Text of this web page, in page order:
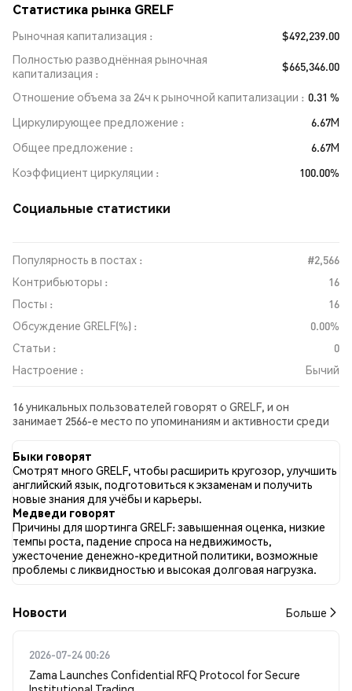
Статистика рынка GRELF
Рыночная капитализация
$492,239.00
Полностью разводнённая рыночная
капитализация
$665,346.00
Отношение объема за 24ч к рыночной капитализации
0.31 %
Циркулирующее предложение
6.67M
Общее предложение
6.67M
Коэффициент циркуляции
100.00%
Социальные статистики
Популярность в постах :
#2,566
Контрибьюторы :
16
Посты :
16
Обсуждение GRELF(%) :
0.00%
Статьи :
0
Настроение :
Бычий
16 уникальных пользователей говорят о GRELF, и он
занимает 2566-е место по упоминаниям и активности среди
отношении GRELF во всех социальных сетях было Бычий.
Всего было опубликовано 0 новостных статей о GRELF. В
Twitter 69.12% твитов имели бычий настрой по сравнению с
2.94% твитов с медвежьим настроем по GRELF. 27.94% твитов
были нейтральными по отношению к GRELF. Эти данные
основаны на 68 твитах.
Быки говорят
Смотрят много GRELF, чтобы расширить кругозор, улучшить
английский язык, подготовиться к экзаменам и получить
новые знания для учёбы и карьеры.
Медведи говорят
Причины для шортинга GRELF: завышенная оценка, низкие
темпы роста, падение спроса на недвижимость,
ужесточение денежно-кредитной политики, возможные
проблемы с ликвидностью и высокая долговая нагрузка.
Новости Больше
2026-07-24 00:26
Zama Launches Confidential RFQ Protocol for Secure